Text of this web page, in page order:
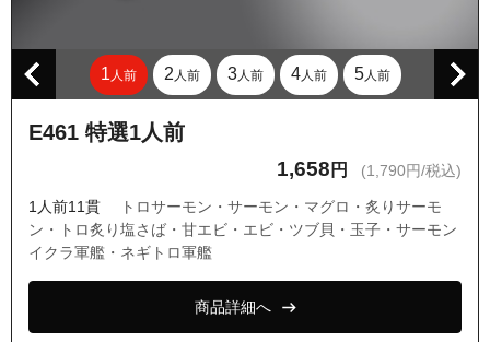
1 人前 2 人前 3人前 4人前 5人前
E461 特選1人前
1,658 円 (1,790円/税込)
1人前11貫
トロサーモン・サーモン・マグロ・炙りサーモ
ン・トロ炙り塩さば・甘エビ・エビ・ツブ貝・玉子・サーモン
イクラ軍艦・ネギトロ軍艦
商品詳細へ